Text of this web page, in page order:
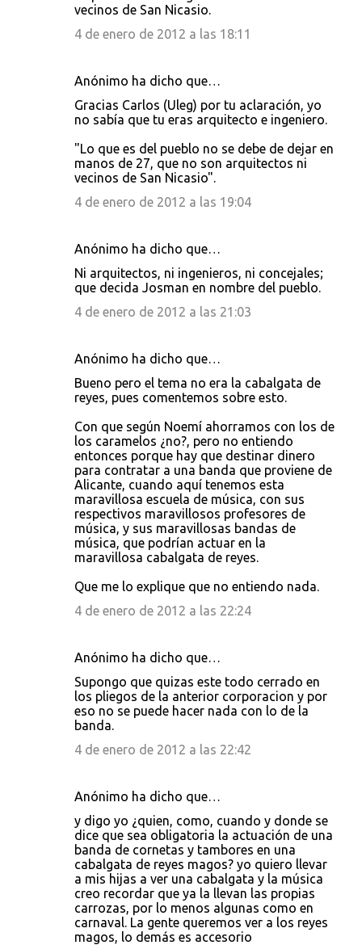
vecinos de San Nicasio.
4 de enero de 2012 a las 18:11
Anónimo ha dicho que…
Gracias Carlos (Uleg) por tu aclaración, yo
no sabía que tu eras arquitecto e ingeniero.
"Lo que es del pueblo no se debe de dejar en
manos de 27, que no son arquitectos ni
vecinos de San Nicasio".
4 de enero de 2012 a las 19:04
Anónimo ha dicho que…
Ni arquitectos, ni ingenieros, ni concejales;
que decida Josman en nombre del pueblo.
4 de enero de 2012 a las 21:03
Anónimo ha dicho que…
Bueno pero el tema no era la cabalgata de
reyes, pues comentemos sobre esto.
Con que según Noemí ahorramos con los de
los caramelos ¿no?, pero no entiendo
entonces porque hay que destinar dinero
para contratar a una banda que proviene de
Alicante, cuando aquí tenemos esta
maravillosa escuela de música, con sus
respectivos maravillosos profesores de
música, y sus maravillosas bandas de
música, que podrían actuar en la
maravillosa cabalgata de reyes.
Que me lo explique que no entiendo nada.
4 de enero de 2012 a las 22:24
Anónimo ha dicho que…
Supongo que quizas este todo cerrado en
los pliegos de la anterior corporacion y por
eso no se puede hacer nada con lo de la
banda.
4 de enero de 2012 a las 22:42
Anónimo ha dicho que…
y digo yo ¿quien, como, cuando y donde se
dice que sea obligatoria la actuación de una
banda de cornetas y tambores en una
cabalgata de reyes magos? yo quiero llevar
a mis hijas a ver una cabalgata y la música
creo recordar que ya la llevan las propias
carrozas, por lo menos algunas como en
carnaval. La gente queremos ver a los reyes
magos, lo demás es accesorio